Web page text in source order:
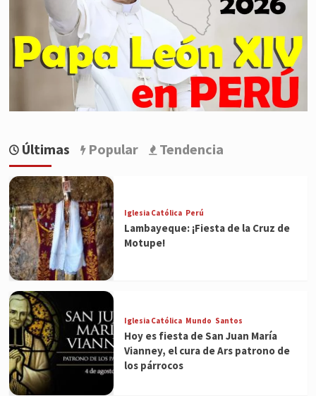
Últimas Popular Tendencia
Iglesia Católica Perú
Lambayeque: ¡Fiesta de la Cruz de
Motupe!
Iglesia Católica Mundo Santos
Hoy es fiesta de San Juan María
Vianney, el cura de Ars patrono de
los párrocos